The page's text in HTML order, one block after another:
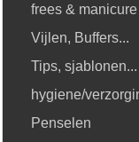
frees &
Vijlen, Buffers...
Tips, sjablonen...
hygiene/
Penselen